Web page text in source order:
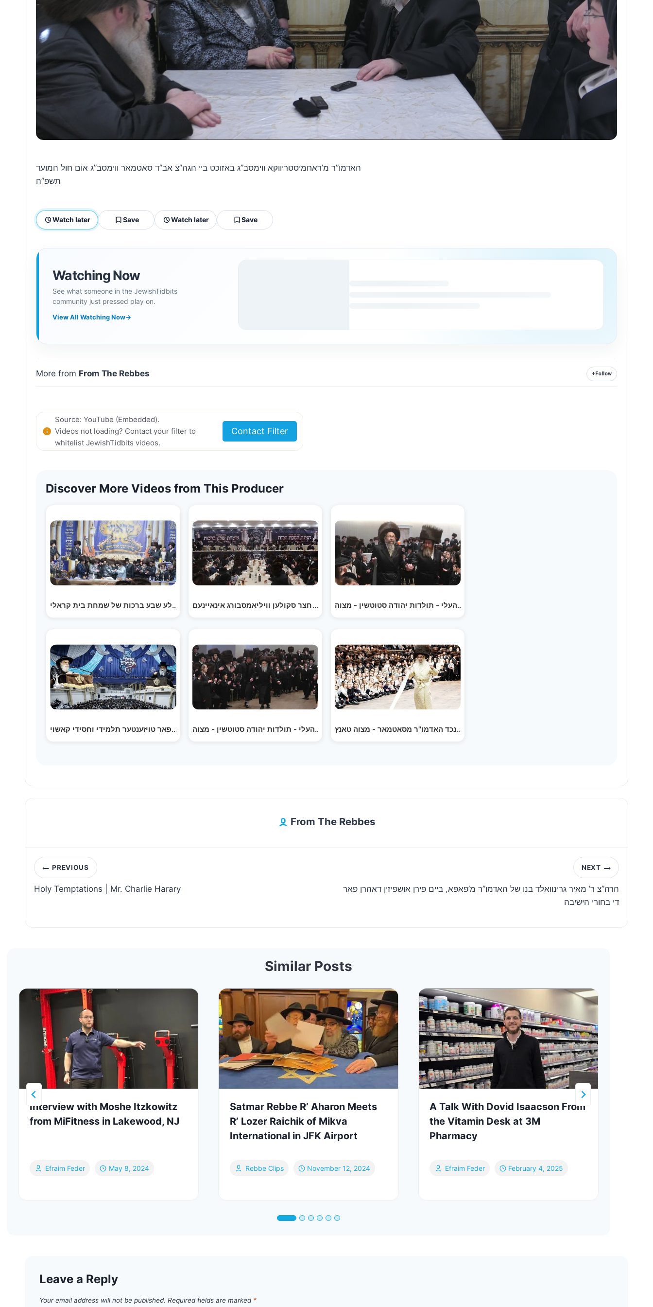
האדמו”ר מ’ראחמיסטריווקא ווימסב”ג באזוכט ביי הגה”צ אב”ד סאטמאר ווימסב”ג אום חול המועד
תשפ”ה
Watch later Save Watch later Save
Watching Now
See what someone in the JewishTidbits
community just pressed play on.
View All Watching Now→
More from From The Rebbes + Follow
Source: YouTube (Embedded).
Videos not loading? Contact your filter to
whitelist JewishTidbits videos.
Contact Filter
Discover More Videos from This Producer
האדמו''ר מ'סאטמאר ביים צענטראלע שבע ברכות של שמחת בית קראלי
כינוס "אהבת תלמידים" פאר טויזענטער תלמידי וחסידי קאשוי
שמחות השבע ברכות בחצר סקולען וויליאמסבורג אינאיינעם…
שמחת בית סערדאהעלי - תולדות יהודה סטוטשין - מצוה…
שמחת החתונה של נכד האדמו"ר מסאטמאר - מצוה טאנץ
From The Rebbes
Post
navigation
PREVIOUS
Holy Temptations | Mr. Charlie Harary
NEXT
הרה”צ ר’ מאיר גרינוואלד בנו של האדמו”ר מ’פאפא, ביים פירן אושפיזין דאהרן פאר
די בחורי הישיבה
Similar Posts
Interview with Moshe Itzkowitz
from MiFitness in Lakewood, NJ
Efraim Feder May 8, 2024
Satmar Rebbe R’ Aharon Meets
R’ Lozer Raichik of Mikva
International in JFK Airport
Rebbe Clips November 12, 2024
A Talk With Dovid Isaacson From
the Vitamin Desk at 3M
Pharmacy
Efraim Feder February 4, 2025
Leave a Reply
Your email address will not be published. Required fields are marked *